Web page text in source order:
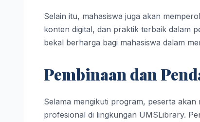
Selain itu, mahasiswa juga akan
konten digital, dan praktik terbaik dalam
bekal berharga bagi mahasiswa dalam
Pembinaan dan
Selama mengikuti program, peserta
profesional di lingkungan UMSLibrary.